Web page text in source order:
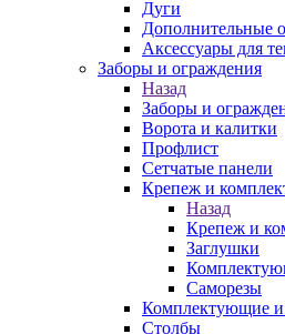
Дуги
Дополнительные
Аксессуары для
Заборы и ограждения
Назад
Заборы и
Ворота и калитки
Профлист
Сетчатые панели
Крепеж и
Назад
Крепеж и
Заглушки
Саморезы
Комплектующие и
Столбы